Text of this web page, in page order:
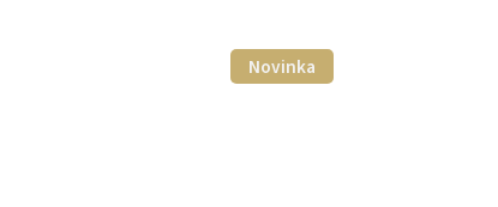
Novinka